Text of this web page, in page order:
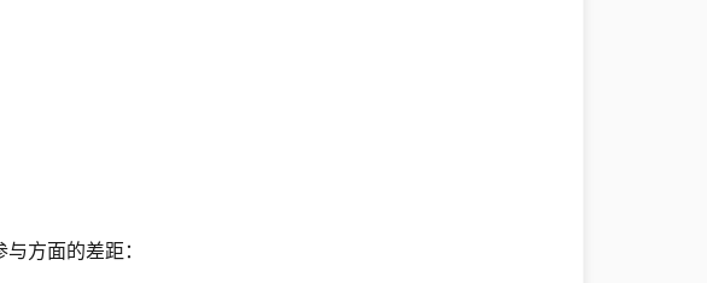
方面的差距：